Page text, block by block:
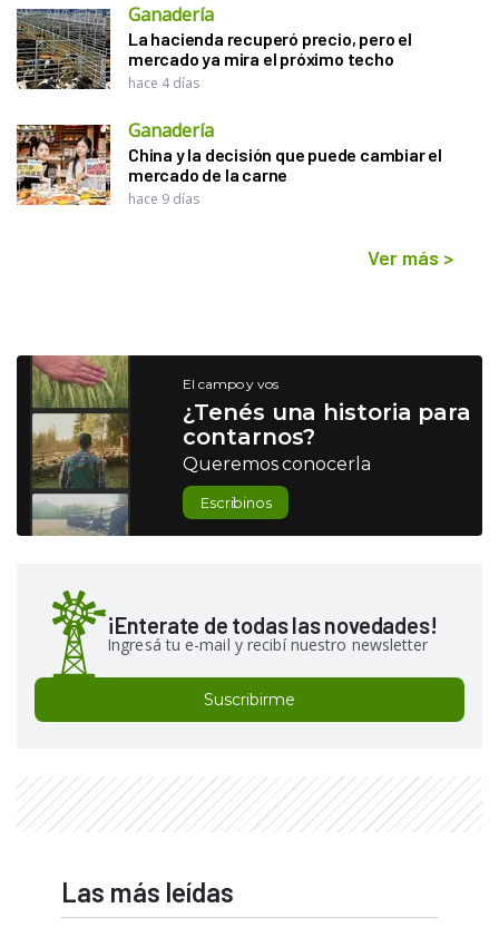
Ganadería
La hacienda recuperó precio, pero el
mercado ya mira el próximo techo
hace 4 días
Ganadería
China y la decisión que puede cambiar el
mercado de la carne
hace 9 días
Ver más >
El campo y vos
¿Tenés una historia para
contarnos?
Queremos conocerla
Escribinos
¡Enterate de todas las novedades!
Ingresá tu e-mail y recibí nuestro newsletter
Suscribirme
Las más leídas